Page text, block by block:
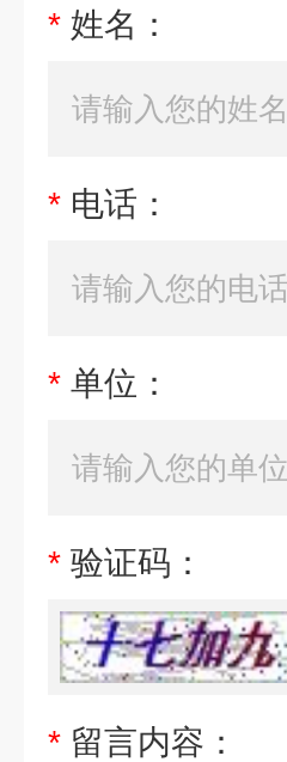
* 姓名：
* 电话：
* 单位：
* 验证码：
* 留言内容：